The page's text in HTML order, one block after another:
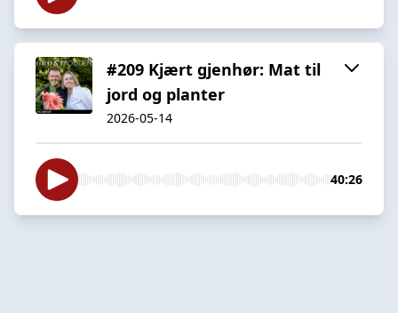
#209 Kjært gjenhør: Mat til
jord og planter
2026-05-14
40:26